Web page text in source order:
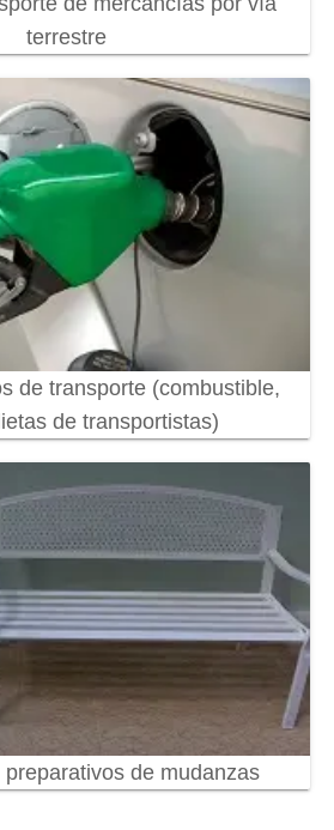
terrestre
de transporte (combustible,
de transportistas)
de mudanzas